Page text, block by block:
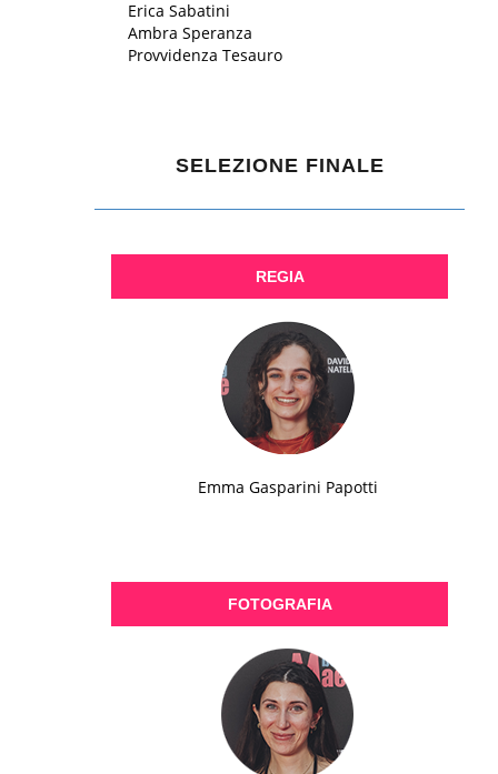
Erica Sabatini
Ambra Speranza
Provvidenza Tesauro
SELEZIONE FINALE
REGIA
Emma Gasparini Papotti
FOTOGRAFIA